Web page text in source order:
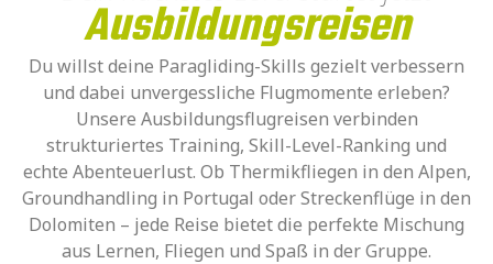
Ausbildungsreisen
Du willst deine Paragliding-Skills gezielt verbessern
und dabei unvergessliche Flugmomente erleben?
Unsere Ausbildungsflugreisen verbinden
strukturiertes Training, Skill-Level-Ranking und
echte Abenteuerlust. Ob Thermikfliegen in den Alpen,
Groundhandling in Portugal oder Streckenflüge in den
Dolomiten – jede Reise bietet die perfekte Mischung
aus Lernen, Fliegen und Spaß in der Gruppe.